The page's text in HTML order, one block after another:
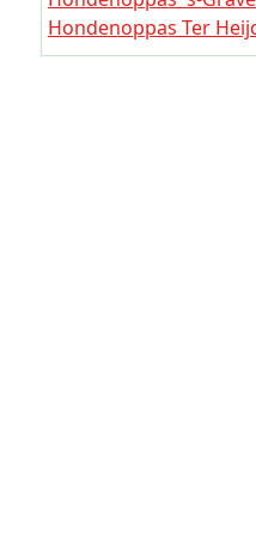
Hondenoppas Ter
Hondenoppas